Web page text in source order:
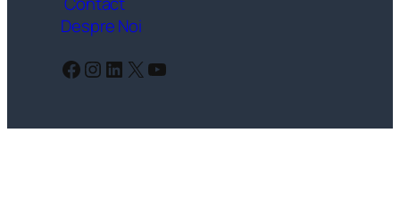
Despre Noi
Facebook
Instagram
LinkedIn
X YouTube